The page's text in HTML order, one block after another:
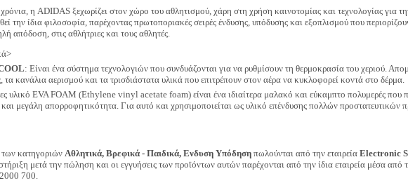
η ADIDAS ξεχωρίζει στον χώρο του αθλητισμού, χάρη στη χρήση καινοτομίας και τεχνολογίας για
την ίδια φιλοσοφία, παρέχοντας πρωτοποριακές σειρές ένδυσης, υπόδυσης και εξοπλισμού που
απόδοση, στις αθλήτριες και τους αθλητές.
: Είναι ένα σύστημα τεχνολογιών που συνδυάζονται για να ρυθμίσουν τη θερμοκρασία του χεριού.
τα κανάλια αερισμού και τα τρισδιάστατα υλικά που επιτρέπουν στον αέρα να κυκλοφορεί κοντά στο δέρμα.
υλικό EVA FOAM (Ethylene vinyl acetate foam) είναι ένα ιδιαίτερα μαλακό και εύκαμπτο πολυμερές που
μεγάλη απορροφητικότητα. Για αυτό και χρησιμοποιείται ως υλικό επένδυσης πολλών προστατευτικών
κατηγοριώνΑθλητικά, Βρεφικά - Παιδικά, Ενδυση Υπόδηση πωλούνται από την εταιρεία Electronic
μετά την πώληση και οι εγγυήσεις των προϊόντων αυτών παρέχονται από την ίδια εταιρεία μέσα
700.